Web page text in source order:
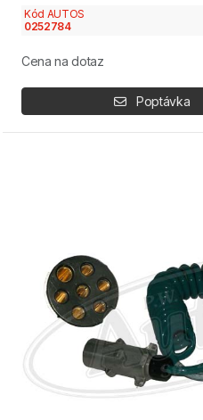
Kód AUTOS
0252784
Cena na dotaz
Poptávka